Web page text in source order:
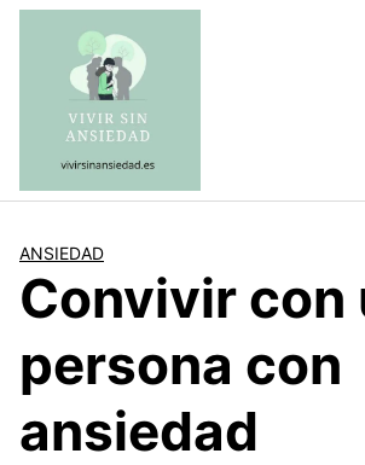
Saltar
contenido
ANSIEDAD
Convivir con
persona con
ansiedad